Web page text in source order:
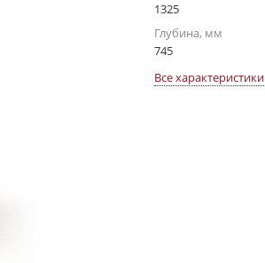
1325
Глубина, мм
745
Все характеристики